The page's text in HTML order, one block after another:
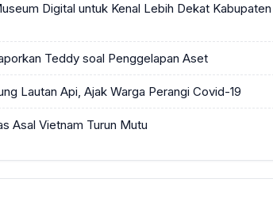
Digital untuk Kenal Lebih Dekat Kabupaten
Teddy soal Penggelapan Aset
Lautan Api, Ajak Warga Perangi Covid-19
Asal Vietnam Turun Mutu